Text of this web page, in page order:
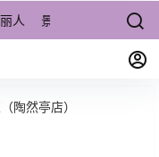
丽人 景点/周边游 宠物
陶然亭店）